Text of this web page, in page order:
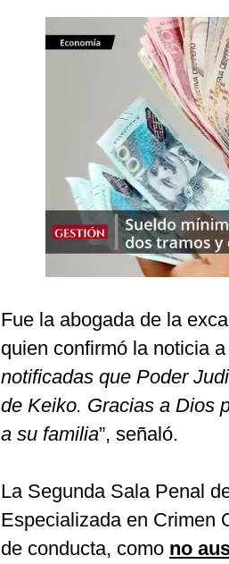
Fue la abogada de la
quien confirmó la noticia
notificadas que Poder
de Keiko. Gracias a Dios
a su familia”, señaló.
La Segunda Sala Penal
Especializada en Crimen
de conducta, como no